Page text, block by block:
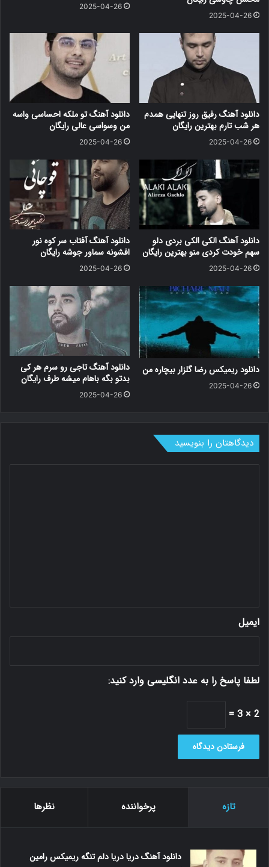
2025-04-26
2025-04-26
دانلود آهنگ رفیق روز تنهایی همدم
هر شب تارم بهترین رایگان
2025-04-26
دانلود آهنگ تو ملکه احساسی واسه
من وسواسی عالی رایگان
2025-04-26
دانلود آهنگ الکی الکی بردی دلو
سهم خودت کردی منو بهترین رایگان
2025-04-26
دانلود آهنگ آفتاب سر کوه نور
افشونه سماور جوشه رایگان
2025-04-26
دانلود ریمیکس رضا گلزار بیچاره من
2025-04-26
دانلود آهنگ تاجی رو سرم هر کی
بدتو بگه باهام میشه طرف رایگان
2025-04-26
دیدگاهتان را بنویسید
ایمیل
لطفا پاسخ را به عدد انگلیسی وارد کنید:
2 × 3 =
تازه پرخواننده نظرها
دانلود آهنگ دریا دریا دلم تنگه ریمیکس رامین